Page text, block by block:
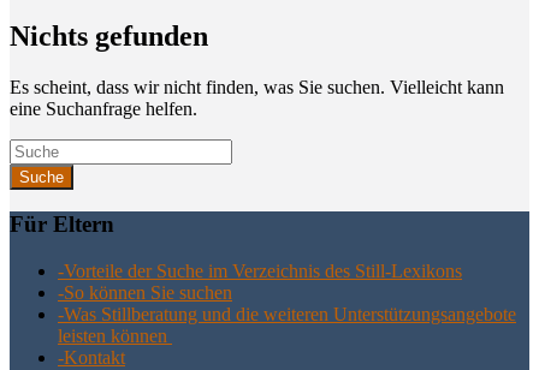
Nichts gefunden
Es scheint, dass wir nicht finden, was Sie suchen. Vielleicht kann
eine Suchanfrage helfen.
Suchen
nach:
Für Eltern
-Vor­tei­le der Suche im Ver­zeich­nis des Still-Lexikons
-So kön­nen Sie suchen
-Was Still­be­ra­tung und die wei­te­ren Unter­stüt­zungs­an­ge­bo­te
leis­ten können
-Kon­takt